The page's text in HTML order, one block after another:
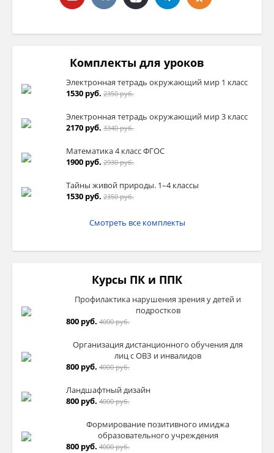
Комплекты для уроков
Электронная тетрадь окружающий мир 1 класс
1530 руб. 2350 руб.
Электронная тетрадь окружающий мир 3 класс
2170 руб. 3340 руб.
Математика 4 класс ФГОС
1900 руб. 2930 руб.
Тайны живой природы. 1–4 классы
1530 руб. 2350 руб.
Смотреть все комплекты
Курсы ПК и ППК
Профилактика нарушения зрения у детей и
подростков
800 руб. 4000 руб.
Организация дистанционного обучения для
лиц с ОВЗ и инвалидов
800 руб. 4000 руб.
Ландшафтный дизайн
800 руб. 4000 руб.
Формирование позитивного имиджа
образовательного учреждения
800 руб. 4000 руб.